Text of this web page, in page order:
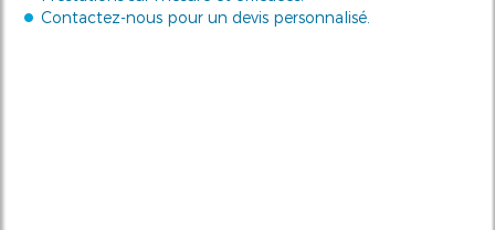
Contactez-nous pour un devis personnalisé.